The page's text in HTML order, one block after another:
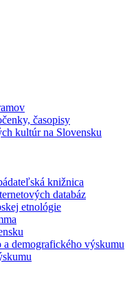
časopisy
kultúr na Slovensku
knižnica
databáz
etnológie
demografického výskumu